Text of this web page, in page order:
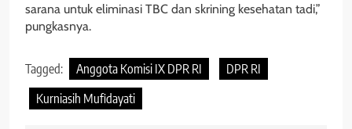
sarana untuk eliminasi TBC dan skrining kesehatan tadi,”
pungkasnya.
Tagged: Anggota Komisi IX DPR RI
DPR RI
Kurniasih Mufidayati